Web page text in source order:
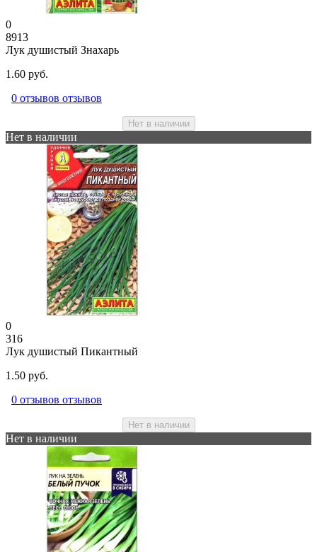
0
8913
Лук душистый Знахарь
1.60 руб.
0 отзывов отзывов
Нет в наличии
Нет в наличии
0
316
Лук душистый Пикантный
1.50 руб.
0 отзывов отзывов
Нет в наличии
Нет в наличии